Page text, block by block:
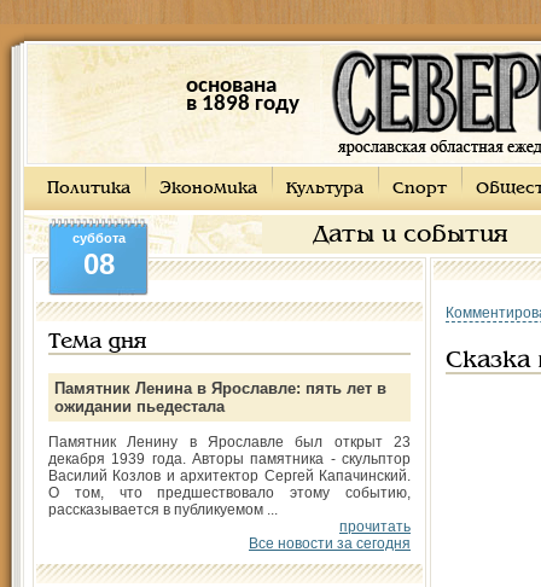
основана
в 1898 году
Политика Экономика Культура Спорт
Даты и события
суббота
08
Тема дня
Памятник Ленина в Ярославле: пять лет в
ожидании пьедестала
Памятник Ленину в Ярославле был открыт 23
декабря 1939 года. Авторы памятника - скульптор
Василий Козлов и архитектор Сергей Капачинский.
О том, что предшествовало этому событию,
рассказывается в публикуемом ...
прочитать
Все новости за сегодня
Сказка